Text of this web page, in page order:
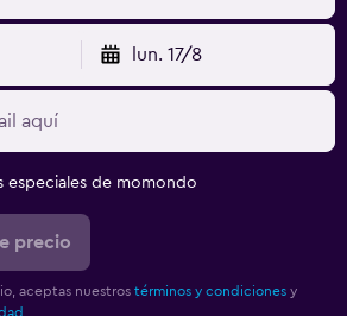
lun. 17/8
especiales de momondo
precio
aceptas nuestros términos y condiciones y